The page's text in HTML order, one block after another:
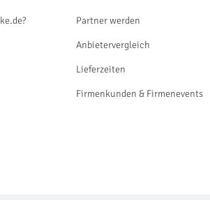
Partner werden
Anbietervergleich
Lieferzeiten
Firmenkunden & Firmenevents